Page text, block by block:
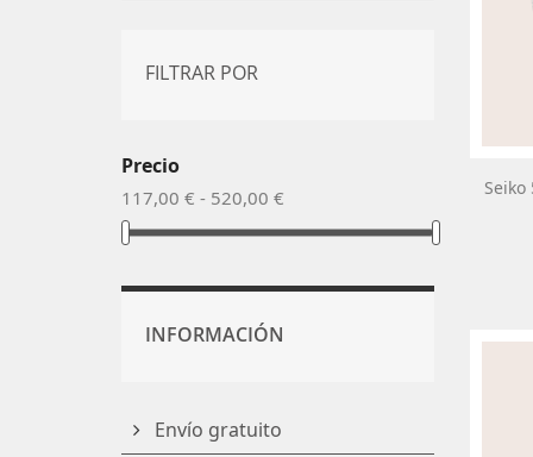
FILTRAR POR
Precio
117,00 € - 520,00 €
INFORMACIÓN
Envío gratuito